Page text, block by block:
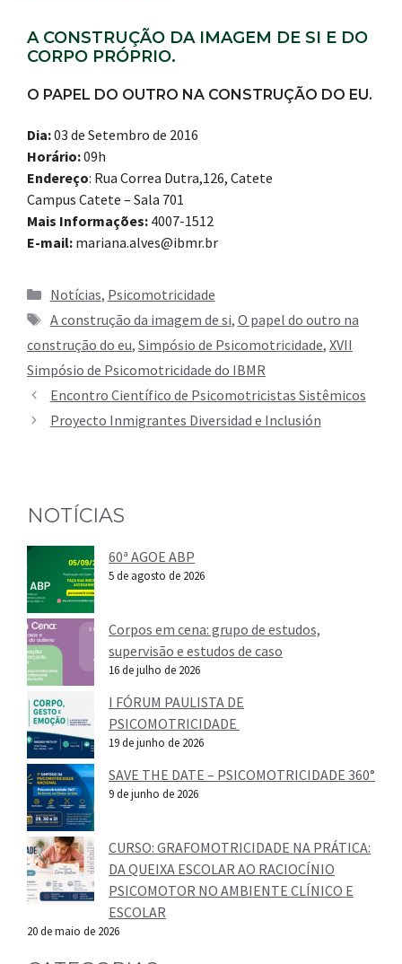
A CONSTRUÇÃO DA IMAGEM DE SI E DO
CORPO PRÓPRIO.
O PAPEL DO OUTRO NA CONSTRUÇÃO DO EU.
Dia:03 de Setembro de 2016
Horário:09h
Endereço: Rua Correa Dutra,126, Catete
Campus Catete – Sala 701
Mais Informações: 4007-1512
E-mail: mariana.alves@ibmr.br
Categorias
Notícias, Psicomotricidade
Tags
A construção da imagem de si, O papel do outro na
construção do eu, Simpósio de Psicomotricidade, XVII
Simpósio de Psicomotricidade do IBMR
Encontro Científico de Psicomotricistas Sistêmicos
Proyecto Inmigrantes Diversidad e Inclusión
NOTÍCIAS
60ª AGOE ABP
5 de agosto de 2026
Corpos em cena: grupo de estudos,
supervisão e estudos de caso
16 de julho de 2026
I FÓRUM PAULISTA DE
PSICOMOTRICIDADE
19 de junho de 2026
SAVE THE DATE – PSICOMOTRICIDADE 360°
9 de junho de 2026
CURSO: GRAFOMOTRICIDADE NA PRÁTICA:
DA QUEIXA ESCOLAR AO RACIOCÍNIO
PSICOMOTOR NO AMBIENTE CLÍNICO E
ESCOLAR
20 de maio de 2026